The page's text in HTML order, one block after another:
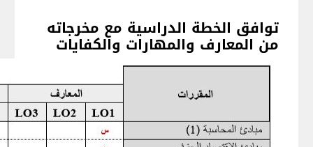
توافق الخطة الدراسية مع مخرجاته
من المعارف والمهارات والكفايات